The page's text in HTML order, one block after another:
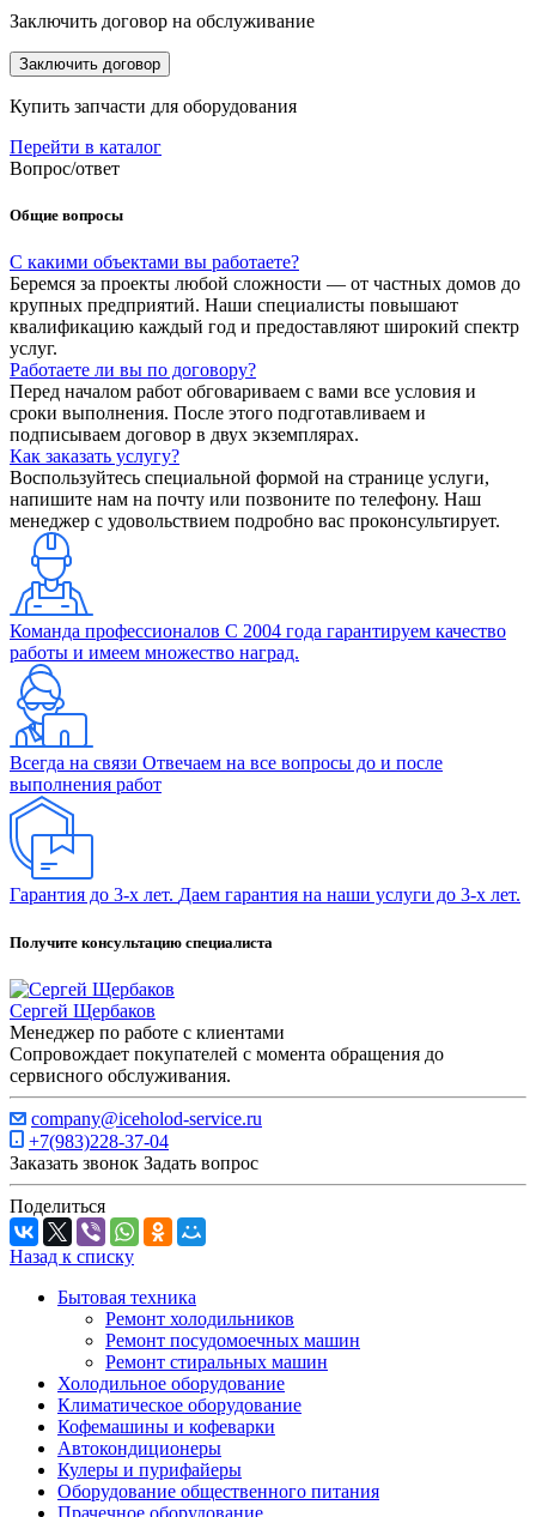
Заключить договор на обслуживание
Заключить договор
Купить запчасти для оборудования
Перейти в каталог
Вопрос/ответ
Общие вопросы
С какими объектами вы работаете?
Беремся за проекты любой сложности — от частных домов до
крупных предприятий. Наши специалисты повышают
квалификацию каждый год и предоставляют широкий спектр
услуг.
Работаете ли вы по договору?
Перед началом работ обговариваем с вами все условия и
сроки выполнения. После этого подготавливаем и
подписываем договор в двух экземплярах.
Как заказать услугу?
Воспользуйтесь специальной формой на странице услуги,
напишите нам на почту или позвоните по телефону. Наш
менеджер с удовольствием подробно вас проконсультирует.
Команда профессионалов С 2004 года гарантируем качество
работы и имеем множество наград.
Всегда на связи Отвечаем на все вопросы до и после
выполнения работ
Гарантия до 3-х лет. Даем гарантия на наши услуги до 3-х лет.
Получите консультацию специалиста
Сергей Щербаков
Менеджер по работе с клиентами
Сопровождает покупателей с момента обращения до
сервисного обслуживания.
company@iceholod-service.ru
+7(983)228-37-04
Заказать звонок Задать вопрос
Поделиться
Назад к списку
Бытовая техника
Ремонт холодильников
Ремонт посудомоечных машин
Ремонт стиральных машин
Холодильное оборудование
Климатическое оборудование
Кофемашины и кофеварки
Автокондиционеры
Кулеры и пурифайеры
Оборудование общественного питания
Прачечное оборудование